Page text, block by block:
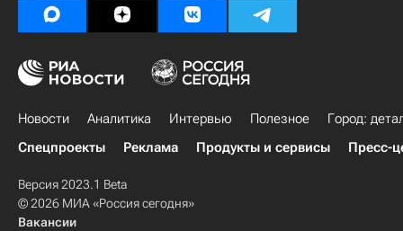
Новости Аналитика Интервью Полезное
Город:
Спецпроекты
Реклама Продукты и сервисы Пресс-
Версия 2023.1 Beta
© 2026 МИА «Россия сегодня»
Вакансии